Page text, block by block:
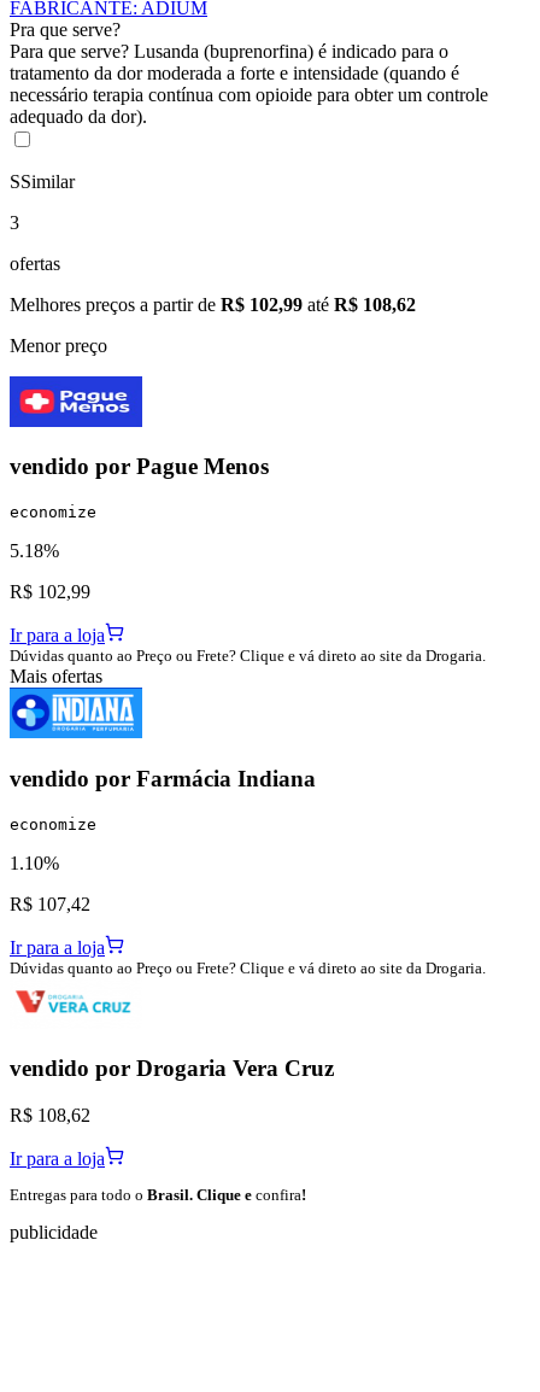
FABRICANTE: ADIUM
Pra que serve?
Para que serve? Lusanda (buprenorfina) é indicado para o
tratamento da dor moderada a forte e intensidade (quando é
necessário terapia contínua com opioide para obter um controle
adequado da dor).
SSimilar
3
ofertas
Melhores preços a partir de R$ 102,99 até R$ 108,62
Menor preço
vendido por Pague Menos
economize
5.18%
R$ 102,99
Ir para a loja
Dúvidas quanto ao Preço ou Frete? Clique e vá direto ao site da Drogaria.
Mais ofertas
vendido por Farmácia Indiana
economize
1.10%
R$ 107,42
Ir para a loja
Dúvidas quanto ao Preço ou Frete? Clique e vá direto ao site da Drogaria.
vendido por Drogaria Vera Cruz
R$ 108,62
Ir para a loja
Entregas para todo o Brasil. Clique e confira!
publicidade